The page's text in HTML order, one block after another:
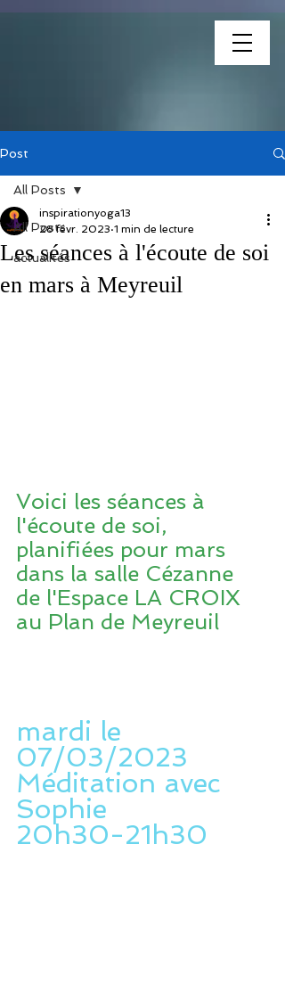
Post
All Posts
actualités
All Posts
Les séances à l'écoute de soi
en mars à Meyreuil
inspirationyoga13
28 févr. 2023 1 min de lecture
Voici les séances à
l'écoute de soi,
planifiées pour mars
dans la salle Cézanne
de l'Espace LA CROIX
au Plan de Meyreuil
mardi le
07/03/2023
Méditation avec
Sophie
20h30-21h30